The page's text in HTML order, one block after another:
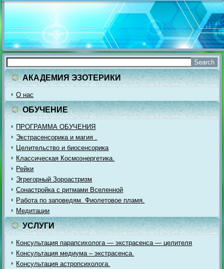
АКАДЕМИЯ ЭЗОТЕРИКИ
О нас
ОБУЧЕНИЕ
ПРОГРАММА ОБУЧЕНИЯ
Экстрасенсорика и магия .
Целительство и биосенсорика
Классическая Космоэнергетика.
Рейки
Эгрегорный Зороастризм
Сонастройка с ритмами Вселенной
Работа по заповедям. Фиолетовое пламя.
Медитации
УСЛУГИ
Консультация парапсихолога — экстрасенса — целителя
Консультация медиума – экстрасенса.
Консультация астропсихолога.